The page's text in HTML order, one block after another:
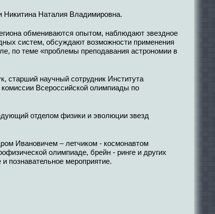
Никитина Наталия Владимировна.
обмениваются опытом, наблюдают звездное
систем, обсуждают возможности применения
по теме «проблемы преподавания астрономии в
старший научный сотрудник Института
Всероссийской олимпиады по
отделом физики и эволюции звезд
Ивановичем – летчиком - космонавтом
олимпиаде, брейн - ринге и других
познавательное мероприятие.